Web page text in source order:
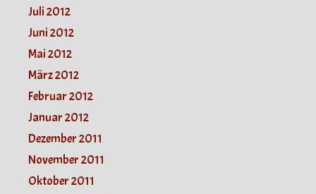
Juli 2012
Juni 2012
Mai 2012
März 2012
Februar 2012
Januar 2012
Dezember 2011
November 2011
Oktober 2011